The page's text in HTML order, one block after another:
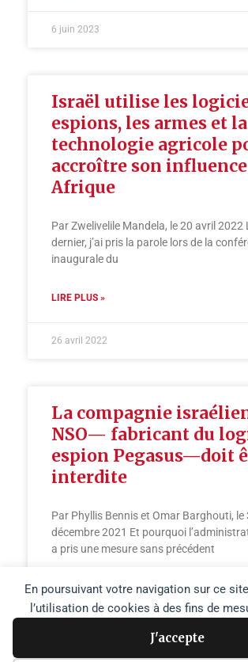
En poursuivant votre navigation sur ce
l’utilisation de cookies à des fins de
J'accepte
6 juin 2023
Israël utilise les
espions, les armes et la
technologie agricole
accroître son
Afrique
Par Zwelivelile Mandela, le 20 avril 2022
dernier, j’ai pris la parole lors de la
inaugurale du
LIRE PLUS »
26 avril 2022
La compagnie
NSO— fabricant du
espion Pegasus—doit
interdite
Par Phyllis Bennis et Omar Barghouti, le
décembre 2021 Et pourquoi
a pris une mesure sans précédent
LIRE PLUS »